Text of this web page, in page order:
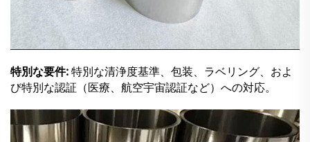
特別な要件:特別な清浄度基準、包装、ラベリング、およ
び特別な認証（医療、航空宇宙認証など）への対応。